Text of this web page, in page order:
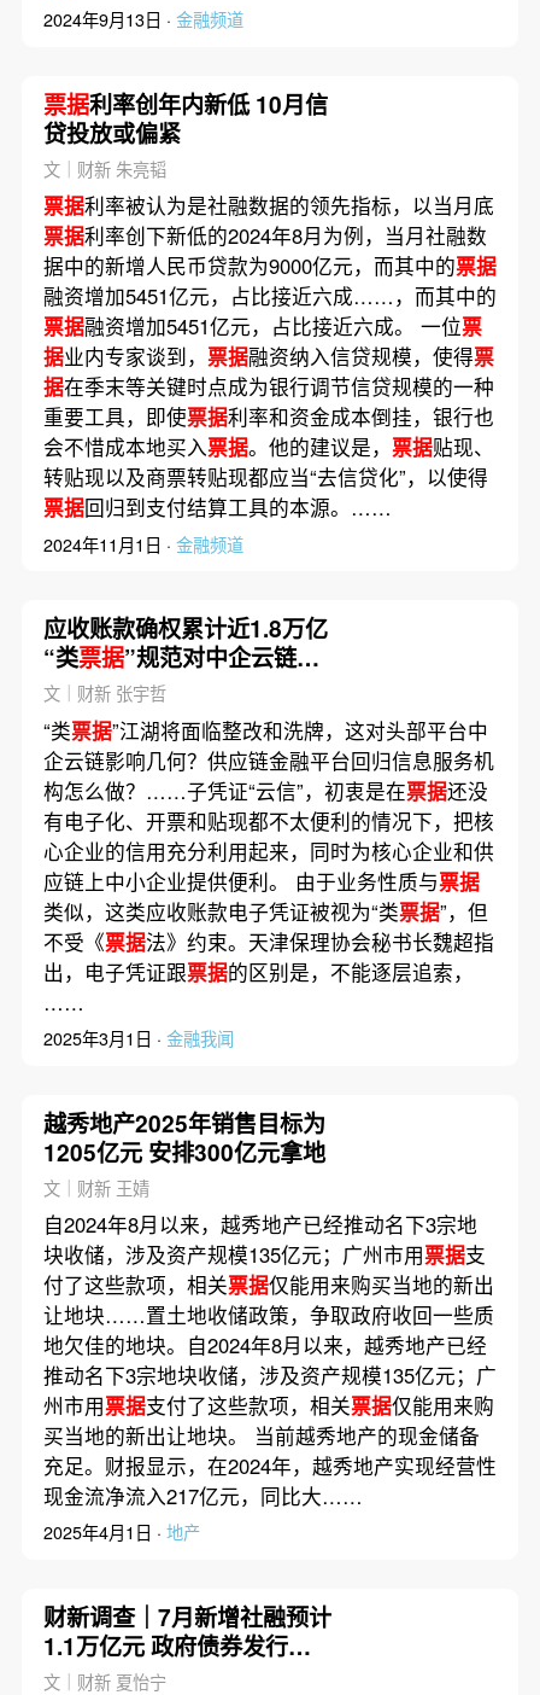
2024年9月13日 · 金融频道
票据利率创年内新低 10月信
贷投放或偏紧
文｜财新 朱亮韬
票据利率被认为是社融数据的领先指标，以当月底
票据利率创下新低的2024年8月为例，当月社融数
据中的新增人民币贷款为9000亿元，而其中的票据
融资增加5451亿元，占比接近六成……，而其中的
票据融资增加5451亿元，占比接近六成。 一位票
据业内专家谈到， 票据融资纳入信贷规模，使得票
据在季末等关键时点成为银行调节信贷规模的一种
重要工具，即使票据利率和资金成本倒挂，银行也
会不惜成本地买入票据。他的建议是， 票据贴现、
转贴现以及商票转贴现都应当“去信贷化”，以使得
票据回归到支付结算工具的本源。……
2024年11月1日 · 金融频道
应收账款确权累计近1.8万亿
“类票据”规范对中企云链影
响几何？
文｜财新 张宇哲
“类票据”江湖将面临整改和洗牌，这对头部平台中
企云链影响几何？供应链金融平台回归信息服务机
构怎么做？……子凭证“云信”，初衷是在票据还没
有电子化、开票和贴现都不太便利的情况下，把核
心企业的信用充分利用起来，同时为核心企业和供
应链上中小企业提供便利。 由于业务性质与票据
类似，这类应收账款电子凭证被视为“类票据”，但
不受《票据法》约束。天津保理协会秘书长魏超指
出，电子凭证跟票据的区别是，不能逐层追索，
……
2025年3月1日 · 金融我闻
越秀地产2025年销售目标为
1205亿元 安排300亿元拿地
文｜财新 王婧
自2024年8月以来，越秀地产已经推动名下3宗地
块收储，涉及资产规模135亿元；广州市用票据支
付了这些款项，相关票据仅能用来购买当地的新出
让地块……置土地收储政策，争取政府收回一些质
地欠佳的地块。自2024年8月以来，越秀地产已经
推动名下3宗地块收储，涉及资产规模135亿元；广
州市用票据支付了这些款项，相关票据仅能用来购
买当地的新出让地块。 当前越秀地产的现金储备
充足。财报显示，在2024年，越秀地产实现经营性
现金流净流入217亿元，同比大……
2025年4月1日 · 地产
财新调查｜7月新增社融预计
1.1万亿元 政府债券发行同
比多增
文｜财新 夏怡宁